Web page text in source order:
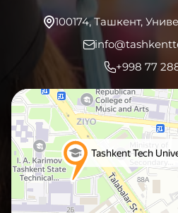
100174, Ташкент,
+998 77